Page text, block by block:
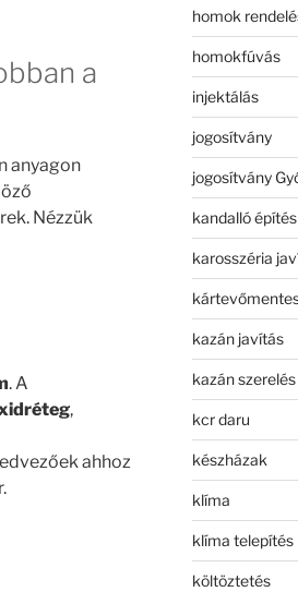
a
anyagon
Nézzük
. A
,
ahhoz
homok
homokfúvás
injektálás
jogosítvány
jogosítvány
kandalló építés
karosszéria
kazán javítás
kazán szerelés
kcr daru
készházak
klíma
klíma telepítés
költöztetés